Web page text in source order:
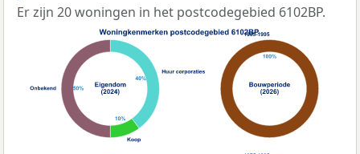
Er zijn 20 woningen in het postcodegebied 6102BP.